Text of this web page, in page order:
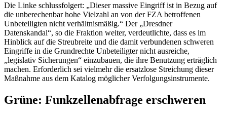
Die Linke schlussfolgert: „Dieser massive Eingriff ist in Bezug auf
die unberechenbar hohe Vielzahl an von der FZA betroffenen
Unbeteiligten nicht verhältnismäßig.“ Der „Dresdner
Datenskandal“, so die Fraktion weiter, verdeutlichte, dass es im
Hinblick auf die Streubreite und die damit verbundenen schweren
Eingriffe in die Grundrechte Unbeteiligter nicht ausreiche,
„legislativ Sicherungen“ einzubauen, die ihre Benutzung erträglich
machen. Erforderlich sei vielmehr die ersatzlose Streichung dieser
Maßnahme aus dem Katalog möglicher Verfolgungsinstrumente.
Grüne: Funkzellenabfrage erschweren